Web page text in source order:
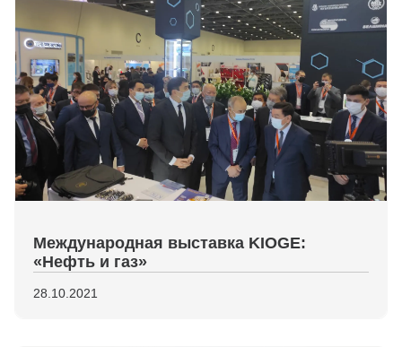
Международная выставка KIOGE:
«Нефть и газ»
28.10.2021